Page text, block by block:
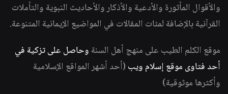
والأقوال المأثورة والأدعية والأذكار والأحاديث النبوية والتأملات
القرآنية بالإضافة لمئات المقالات في المواضيع الإيمانية المتنوعة.
موقع الكلم الطيب على منهج أهل السنة وحاصل على تزكية في
أحد فتاوى موقع إسلام ويب (أحد أشهر المواقع الإسلامية
وأكثرها موثوقية)